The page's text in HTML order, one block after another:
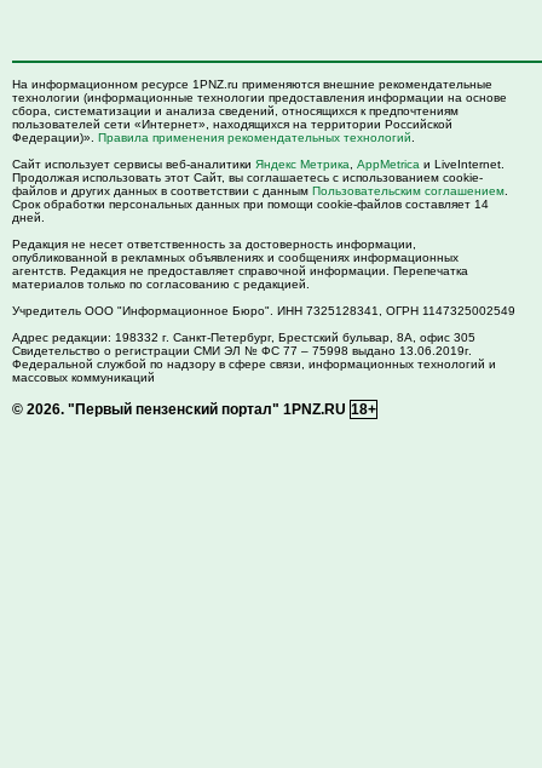
На информационном ресурсе 1PNZ.ru применяются внешние рекомендательные
технологии (информационные технологии предоставления информации на основе
сбора, систематизации и анализа сведений, относящихся к предпочтениям
пользователей сети «Интернет», находящихся на территории Российской
Федерации)». Правила применения рекомендательных технологий
Сайт использует сервисы веб-аналитики Яндекс Метрика AppMetrica и LiveInternet.
Продолжая использовать этот Сайт, вы соглашаетесь с использованием cookie-
файлов и других данных в соответствии с данным Пользовательским соглашением
Срок обработки персональных данных при помощи cookie-файлов составляет 14
дней.
Редакция не несет ответственность за достоверность информации,
опубликованной в рекламных объявлениях и сообщениях информационных
агентств. Редакция не предоставляет справочной информации. Перепечатка
материалов только по согласованию с редакцией.
Учредитель ООО "Информационное Бюро". ИНН 7325128341, ОГРН 1147325002549
Адрес редакции: 198332 г. Санкт-Петербург, Брестский бульвар, 8А, офис 305
Свидетельство о регистрации СМИ ЭЛ № ФС 77 – 75998 выдано 13.06.2019г.
Федеральной службой по надзору в сфере связи, информационных технологий и
массовых коммуникаций
© 2026. "Первый пензенский портал" 1PNZ.RU 18+